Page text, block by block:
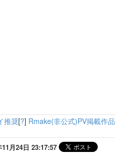
推奨[?] Rmake(非公式)PV掲載作品
月24日 23:17:57